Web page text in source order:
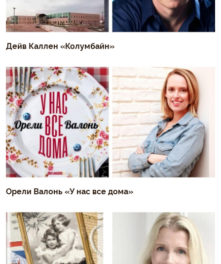
Дейв Каллен «Колумбайн»
Орели Валонь «У нас все дома»